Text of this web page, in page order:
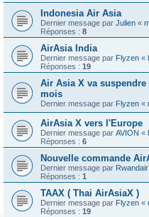
Indonesia Air Asia
Dernier message par Julien «
Réponses : 8
AirAsia India
Dernier message par Flyzen «
Réponses : 19
Air Asia X va
mois
Dernier message par Flyzen «
AirAsia X vers l'Europe
Dernier message par AVION «
Réponses : 6
Nouvelle commande
Dernier message par
Réponses : 1
TAAX ( Thai AirAsiaX )
Dernier message par Flyzen «
Réponses : 19